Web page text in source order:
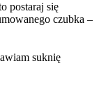
postaraj się
czubka –
suknię